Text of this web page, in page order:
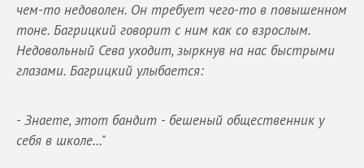
чем-то недоволен. Он требует чего-то в повышенном
тоне. Багрицкий говорит с ним как со взрослым.
Недовольный Сева уходит, зыркнув на нас быстрыми
глазами. Багрицкий улыбается:
- Знаете, этот бандит - бешеный общественник у
себя в школе..."